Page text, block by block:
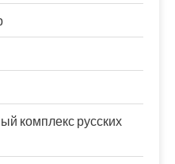
комплекс русских